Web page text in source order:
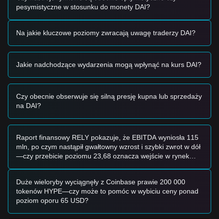
Na podstawie bieżącej struktury technicznej i momentum
• Jeśli cena Dai zbliży się do$0,9985 i pojawią się oznaki
dostawców płynności lub traderów unikających ryzyka.
• Jeśli cena Dai będzie konsekwentnie utrzymywać się na
$1,0000
przy stabilnym wolumenie, potwierdzi to
siłę kotwicy.
• Jeśli cena Dai spadnie poniżej $0,9950, rynek może wejść
w fazę krótkoterminowej korekty lub stanąć w obliczu
tymczasowego stresu płynnościowego.
Na podstawie bieżącej struktury rynkowej przedstawiono
następujące strategie referencyjne:
Inwestorzy konserwatywni
• Czekajcie, aż Dai utrzyma swoją kotwicę na poziomie
przystani podczas szerszej zmienności rynku.
• Akumulujcie w małych partiach, jeśli cena lekko spadnie w
kierunku$0,9990 .
Inwestorzy trendowi
pesymistyczne w stosunku do monety DAI?
Na jakie kluczowe poziomy zwracają uwagę traderzy DAI?
Jakie nadchodzące wydarzenia mogą wpłynąć na kurs DAI?
Czy obecnie obserwuje się silną presję kupna lub sprzedaży
na DAI?
Raport finansowy RELY pokazuje, że EBITDA wyniosła 115
mln, po czym nastąpił gwałtowny wzrost i szybki zwrot w dół
—czy przebicie poziomu 23,68 oznacza wejście w rynek
Duże wieloryby wyciągnęły z Coinbase prawie 200 000
tokenów HYPE—czy może to pomóc w wybiciu ceny ponad
poziom oporu 65 USD?